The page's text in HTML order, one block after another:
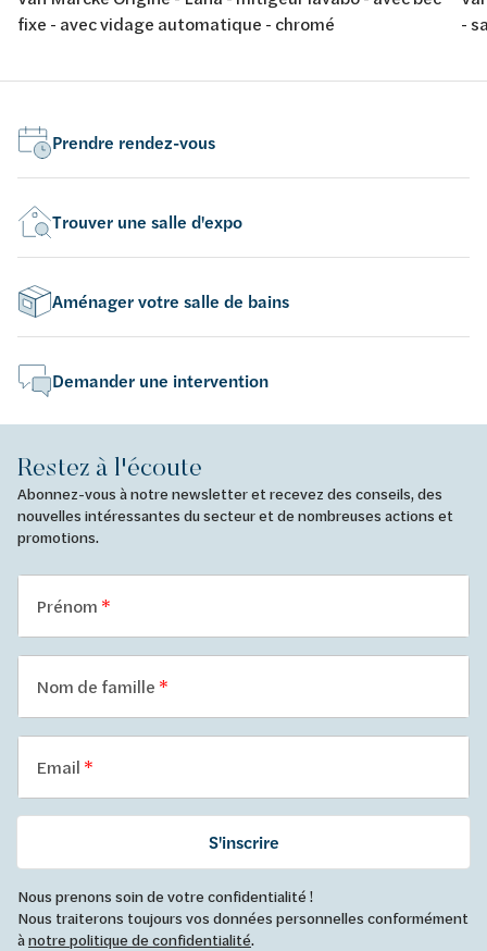
fixe - avec vidage automatique - chromé
-
Prendre rendez-vous
Trouver une salle d'expo
Aménager votre salle de bains
Demander une intervention
Restez à l'écoute
Abonnez-vous à notre newsletter et recevez des conseils, des
nouvelles intéressantes du secteur et de nombreuses actions et
promotions.
Prénom
Nom de famille
Email
S'inscrire
Nous prenons soin de votre confidentialité !
Nous traiterons toujours vos données personnelles conformément
ànotre politique de confidentialité.